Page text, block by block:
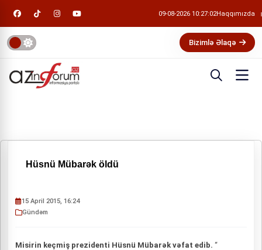
09-08-2026 10:27:02Haqqımızda
Bizimlə Əlaqə
Hüsnü Mübarək öldü
15 April 2015, 16:24
Gündəm
Misirin keçmiş prezidenti Hüsnü Mübarək vəfat edib. “